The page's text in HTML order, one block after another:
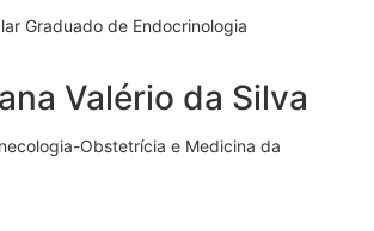
Graduado de Endocrinologia
Valério da Silva
Obstetrícia e Medicina da